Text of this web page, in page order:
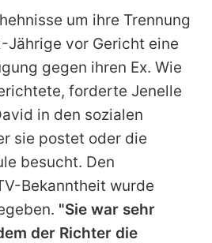
um ihre Trennung
vor Gericht eine
gegen ihren Ex. Wie
forderte Jenelle
in den sozialen
sie postet oder die
besucht. Den
Bekanntheit wurde
"Sie war sehr
der Richter die